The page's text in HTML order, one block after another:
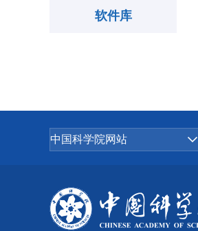
软件库